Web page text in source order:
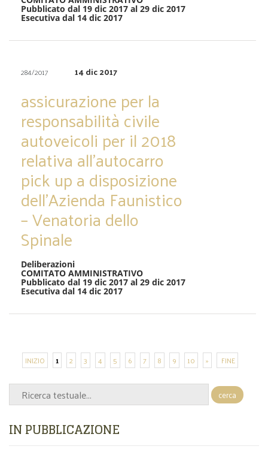
Pubblicato dal 19 dic 2017 al 29 dic 2017
Esecutiva dal 14 dic 2017
284/2017 14 dic 2017
assicurazione per la
responsabilità civile
autoveicoli per il 2018
relativa all’autocarro
pick up a disposizione
dell’Azienda Faunistico
– Venatoria dello
Spinale
Deliberazioni
COMITATO AMMINISTRATIVO
Pubblicato dal 19 dic 2017 al 29 dic 2017
Esecutiva dal 14 dic 2017
INIZIO 1 2 3 4 5 6 7 8 9 10 » FINE
cerca
IN PUBBLICAZIONE